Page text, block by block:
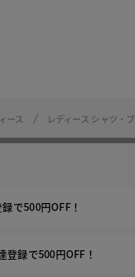
ース レディース シャツ・
で500円OFF！
登録で500円OFF！